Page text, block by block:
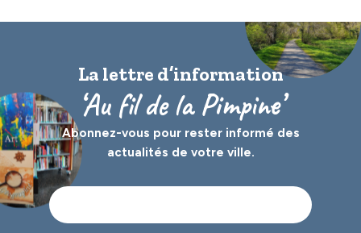
La lettre d’information
‘Au fil de la Pimpine’
Abonnez-vous pour rester informé des
actualités de votre ville.